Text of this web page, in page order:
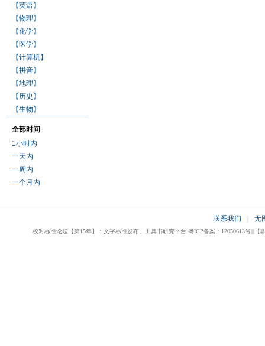
【英语】
【物理】
【化学】
【医学】
【计算机】
【拼音】
【地理】
【历史】
【生物】
全部时间
1小时内
一天内
一周内
一个月内
联系我们 无
校对标准论坛【第15年】：文字标准发布、工具书研究平台 粤ICP备案：12050613号|||【